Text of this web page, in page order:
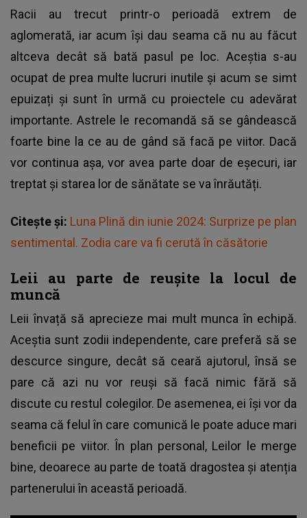
Racii au trecut printr-o perioadă extrem de
aglomerată, iar acum își dau seama că nu au făcut
altceva decât să bată pasul pe loc. Aceștia s-au
ocupat de prea multe lucruri inutile și acum se simt
epuizați și sunt în urmă cu proiectele cu adevărat
importante. Astrele le recomandă să se gândească
foarte bine la ce au de gând să facă pe viitor. Dacă
vor continua așa, vor avea parte doar de eșecuri, iar
treptat și starea lor de sănătate se va înrăutăți.
Citește și: Luna Plină din iunie 2024: Surprize pe plan
sentimental. Zodia care va fi cerută în căsătorie
Leii au parte de reușite la locul de
muncă
Leii învață să aprecieze mai mult munca în echipă.
Aceștia sunt zodii independente, care preferă să se
descurce singure, decât să ceară ajutorul, însă se
pare că azi nu vor reuși să facă nimic fără să
discute cu restul colegilor. De asemenea, ei își vor da
seama că felul în care comunică le poate aduce mari
beneficii pe viitor. În plan personal, Leilor le merge
bine, deoarece au parte de toată dragostea și atenția
partenerului în această perioadă.